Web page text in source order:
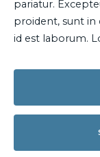
pariatur.
proident, sunt in
id est laborum.